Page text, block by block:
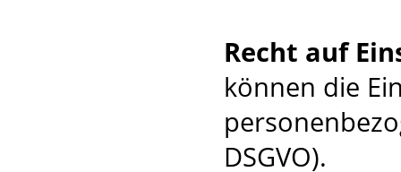
Recht auf
können die
DSGVO).